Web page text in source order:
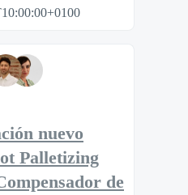
nuevo
Palletizing
de